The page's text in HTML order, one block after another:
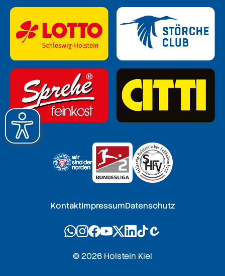
© 2026 Holstein Kiel
KontaktImpressumDatenschutz